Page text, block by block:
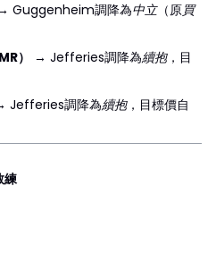
Guggenheim調降為中立（原買
）
→ Jefferies調降為續抱，目
Jefferies調降為續抱，目標價自